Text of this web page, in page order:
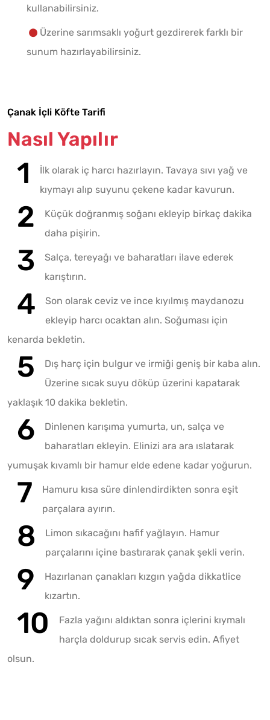
kullanabilirsiniz.
Üzerine sarımsaklı yoğurt gezdirerek farklı bir
sunum hazırlayabilirsiniz.
Çanak İçli Köfte Tarifi
Nasıl Yapılır
İlk olarak iç harcı hazırlayın. Tavaya sıvı yağ ve
kıymayı alıp suyunu çekene kadar kavurun.
Küçük doğranmış soğanı ekleyip birkaç dakika
daha pişirin.
Salça, tereyağı ve baharatları ilave ederek
karıştırın.
Son olarak ceviz ve ince kıyılmış maydanozu
ekleyip harcı ocaktan alın. Soğuması için
kenarda bekletin.
Dış harç için bulgur ve irmiği geniş bir kaba alın.
Üzerine sıcak suyu döküp üzerini kapatarak
yaklaşık 10 dakika bekletin.
Dinlenen karışıma yumurta, un, salça ve
baharatları ekleyin. Elinizi ara ara ıslatarak
yumuşak kıvamlı bir hamur elde edene kadar yoğurun.
Hamuru kısa süre dinlendirdikten sonra eşit
parçalara ayırın.
Limon sıkacağını hafif yağlayın. Hamur
parçalarını içine bastırarak çanak şekli verin.
Hazırlanan çanakları kızgın yağda dikkatlice
kızartın.
Fazla yağını aldıktan sonra içlerini kıymalı
harçla doldurup sıcak servis edin. Afiyet
olsun.